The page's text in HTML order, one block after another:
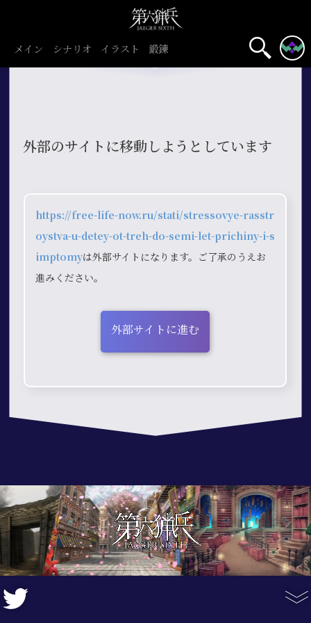
メイン シナリオ イラスト 鍛錬
外部のサイトに移動しようとしています
https://free-life-now.ru/stati/stressovye-rasstr
oystva-u-detey-ot-treh-do-semi-let-prichiny-i-s
imptomyは外部サイトになります。ご了承のうえお
進みください。
外部サイトに進む